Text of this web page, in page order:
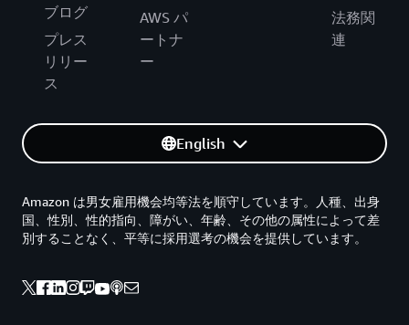
ブログ
プレス
リリー
ス
AWS パ
ートナ
ー
法務関
連
English
Amazon は男女雇用機会均等法を順守しています。人種、出身
国、性別、性的指向、障がい、年齢、その他の属性によって差
別することなく、平等に採用選考の機会を提供しています。